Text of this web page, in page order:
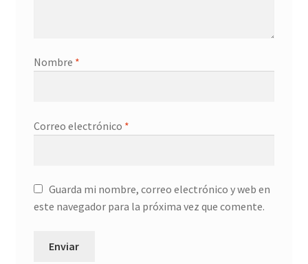
Nombre *
Correo electrónico *
Guarda mi nombre, correo electrónico y web en
este navegador para la próxima vez que comente.